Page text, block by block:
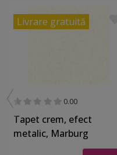
Livrare gratuită
0.00
Tapet crem, efect
metalic, Marburg
Gloockler 52502